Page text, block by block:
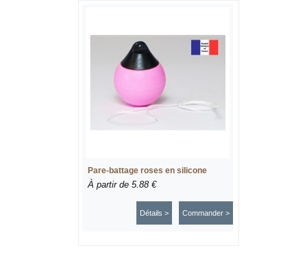
Pare-battage roses en silicone
À partir de 5.88 €
Commander >
Détails >